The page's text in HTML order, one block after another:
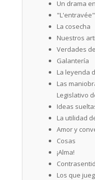
Un drama
"L'entravée"
La cosecha
Nuestros
Verdades
Galantería
La leyenda
Las
Legislativo
Ideas
La utilidad
Amor y
Cosas
¡Alma!
Los que